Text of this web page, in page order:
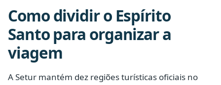
Como dividir o Espírito
Santo para organizar a
viagem
A Setur mantém dez regiões turísticas oficiais no